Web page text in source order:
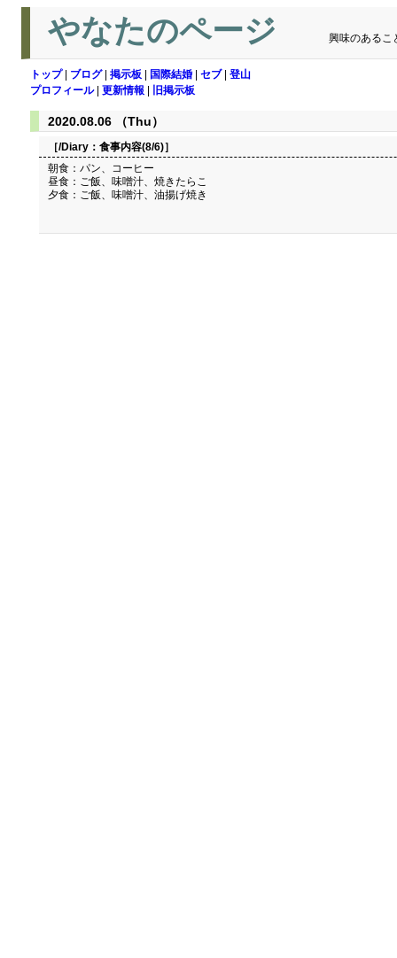
やなたのページ 興味のあるこ
トップ| ブログ| 掲示板 国際結婚 セブ| 登山
プロフィール| 更新情報 旧掲示板
2020.08.06 （Thu）
［/Diary： 食事内容(8/6)］
朝食：パン、コーヒー
昼食：ご飯、味噌汁、焼きたらこ
夕食：ご飯、味噌汁、油揚げ焼き